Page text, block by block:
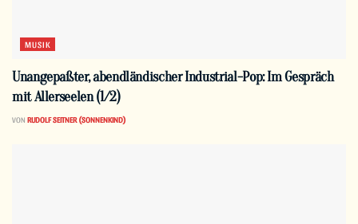
MUSIK
Unangepaßter, abendländischer Industrial-Pop: Im Gespräch
mit Allerseelen (1/2)
VON RUDOLF SEITNER (SONNENKIND)